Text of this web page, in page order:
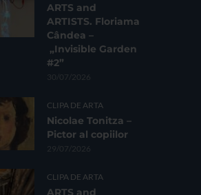
ARTS and
ARTISTS. Floriama
Cândea –
„Invisible Garden
#2”
30/07/2026
CLIPA DE ARTA
Nicolae Tonitza –
Pictor al copiilor
29/07/2026
CLIPA DE ARTA
ARTS and